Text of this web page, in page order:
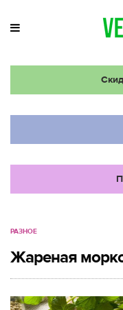
РАЗНОЕ
Жареная